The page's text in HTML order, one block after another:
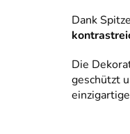
Dank
Die
geschützt